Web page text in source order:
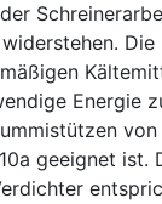
Energie
geeignet